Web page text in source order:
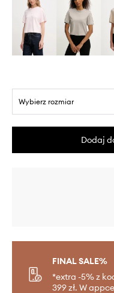
Wybierz rozmiar
Dodaj
FINAL SALE%
*extra -5% z
399 zł. W